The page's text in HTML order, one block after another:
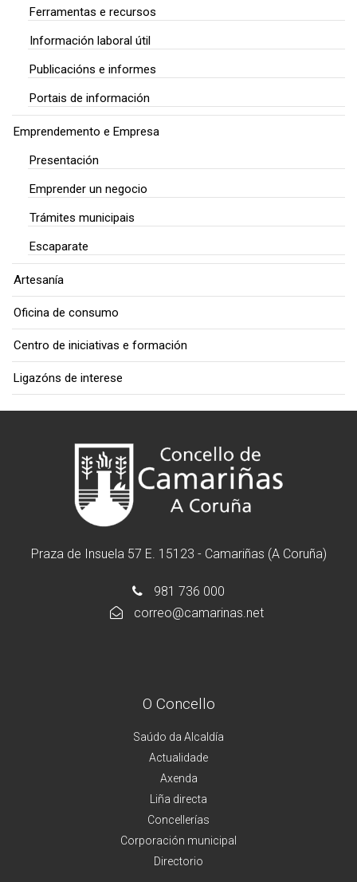
Ferramentas e recursos
Información laboral útil
Publicacións e informes
Portais de información
Emprendemento e Empresa
Presentación
Emprender un negocio
Trámites municipais
Escaparate
Artesanía
Oficina de consumo
Centro de iniciativas e formación
Ligazóns de interese
Praza de Insuela 57 E. 15123 - Camariñas (A Coruña)
981 736 000
correo@camarinas.net
O Concello
Saúdo da Alcaldía
Actualidade
Axenda
Liña directa
Concellerías
Corporación municipal
Directorio